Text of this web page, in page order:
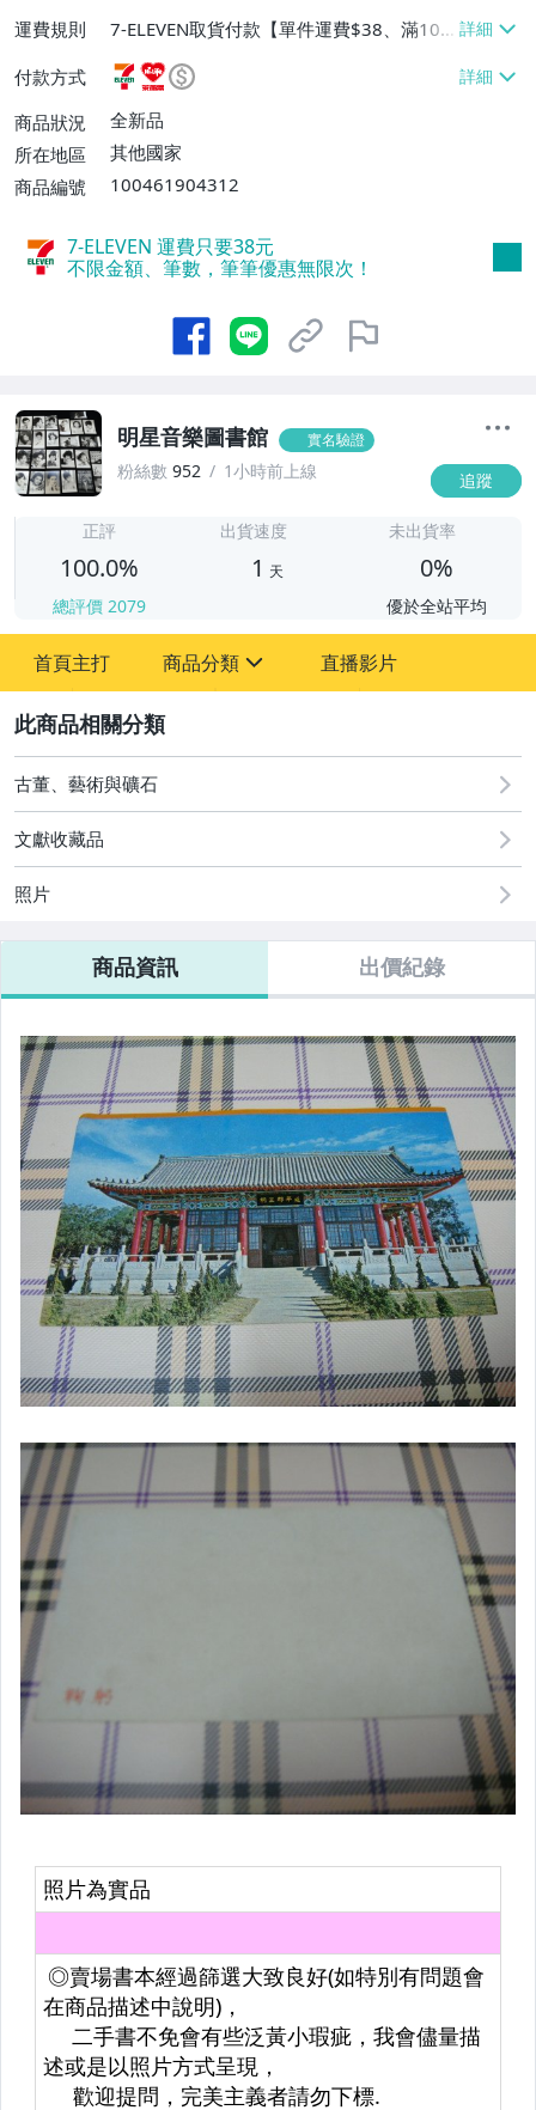
運費規則
7-ELEVEN取貨付款【單件運費$38、滿10
件或消費滿$999免運費】、萊爾富取貨付
款【單件運費$60、滿10件或消費滿$999
免運費】、郵局掛號【單件運費$60、滿10
件或消費滿$999免運費】
付款方式
商品狀況
全新品
所在地區
其他國家
商品編號
100461904312
7-ELEVEN 運費只要38元
不限金額、筆數，筆筆優惠無限次！
明星音樂圖書館 實名驗證
粉絲數 952 1小時前上線 追蹤
正評
100.0%
總評價 2079
出貨速度
1 天
未出貨率
0%
優於全站平均
首頁主打 商品分類
圖書/影音/文具
成人專區
玩具、模型與公仔
偶像、球員卡與郵幣
電玩遊戲與主機
運動、戶外與休閒
直播影片
古董、藝術與礦石
文獻收藏品
照片
商品資訊 出價紀錄